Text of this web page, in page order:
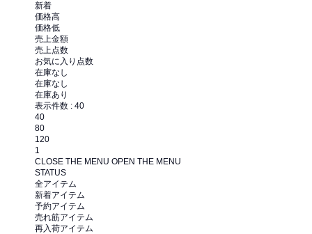
新着
価格高
価格低
売上金額
売上点数
お気に入り点数
在庫なし
在庫なし
在庫あり
表示件数 : 40
40
80
120
1
CLOSE THE MENU OPEN THE MENU
STATUS
全アイテム
新着アイテム
予約アイテム
売れ筋アイテム
再入荷アイテム